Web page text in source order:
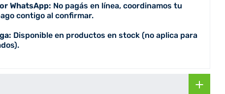
WhatsApp: No pagás en línea, coordinamos tu
contigo al confirmar.
Disponible en productos en stock (no aplica para